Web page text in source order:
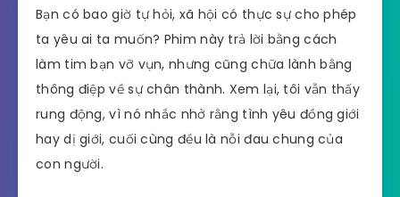
Bạn có bao giờ tự hỏi, xã hội có thực sự cho phép
ta yêu ai ta muốn? Phim này trả lời bằng cách
làm tim bạn vỡ vụn, nhưng cũng chữa lành bằng
thông điệp về sự chân thành. Xem lại, tôi vẫn thấy
rung động, vì nó nhắc nhở rằng tình yêu đồng giới
hay dị giới, cuối cùng đều là nỗi đau chung của
con người.